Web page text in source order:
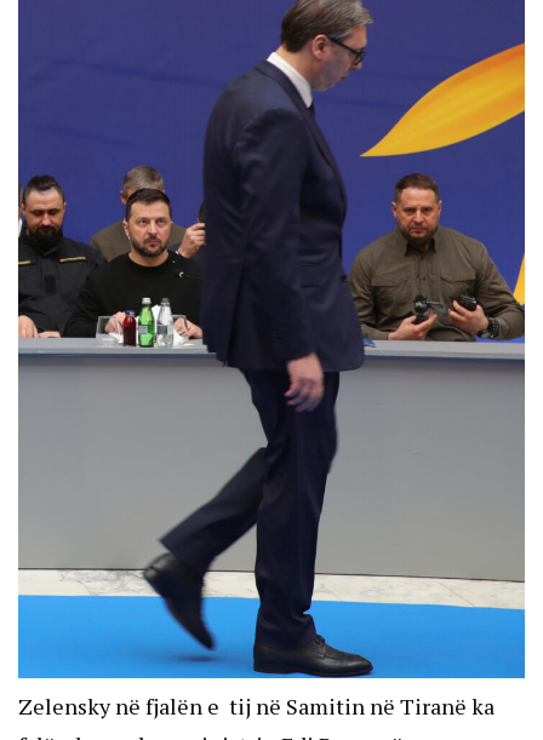
Zelensky në fjalën e tij në Samitin në Tiranë ka